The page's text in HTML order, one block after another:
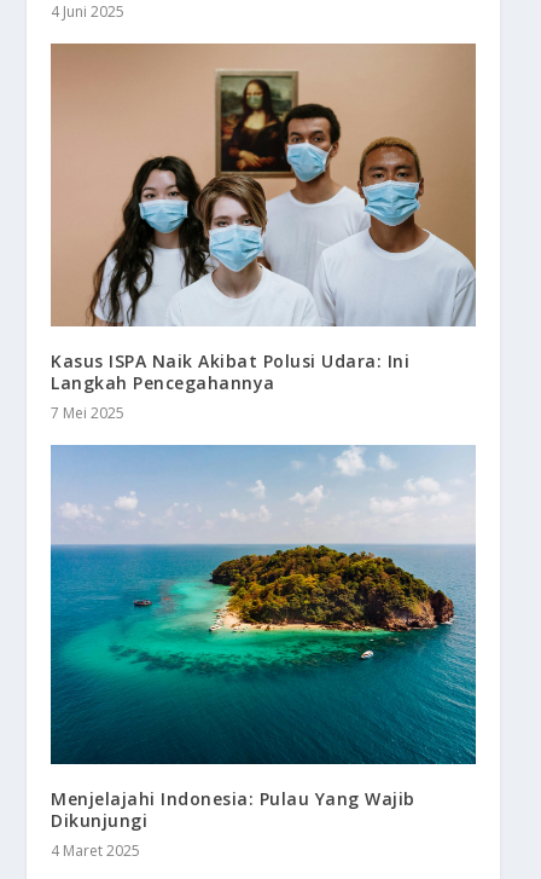
4 Juni 2025
Kasus ISPA Naik Akibat Polusi Udara: Ini
Langkah Pencegahannya
7 Mei 2025
Menjelajahi Indonesia: Pulau Yang Wajib
Dikunjungi
4 Maret 2025